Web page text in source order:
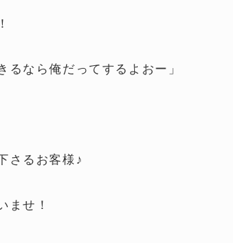
るなら俺だってするよおー」
さるお客様♪
ませ！